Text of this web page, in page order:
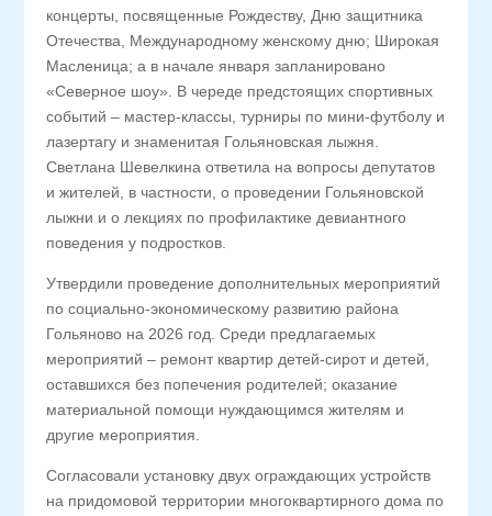
концерты, посвященные Рождеству, Дню защитника
Отечества, Международному женскому дню; Широкая
Масленица; а в начале января запланировано
«Северное шоу». В череде предстоящих спортивных
событий – мастер-классы, турниры по мини-футболу и
лазертагу и знаменитая Гольяновская лыжня.
Светлана Шевелкина ответила на вопросы депутатов
и жителей, в частности, о проведении Гольяновской
лыжни и о лекциях по профилактике девиантного
поведения у подростков.
Утвердили проведение дополнительных мероприятий
по социально-экономическому развитию района
Гольяново на 2026 год. Среди предлагаемых
мероприятий – ремонт квартир детей-сирот и детей,
оставшихся без попечения родителей; оказание
материальной помощи нуждающимся жителям и
другие мероприятия.
Согласовали установку двух ограждающих устройств
на придомовой территории многоквартирного дома по